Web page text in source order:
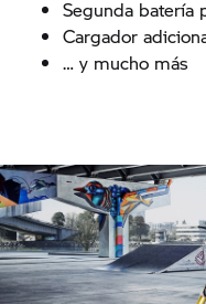
Segunda batería
Cargador
… y mucho más